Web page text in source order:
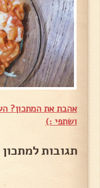
אהבת את המתכון?
ושתפי :)
תגובות